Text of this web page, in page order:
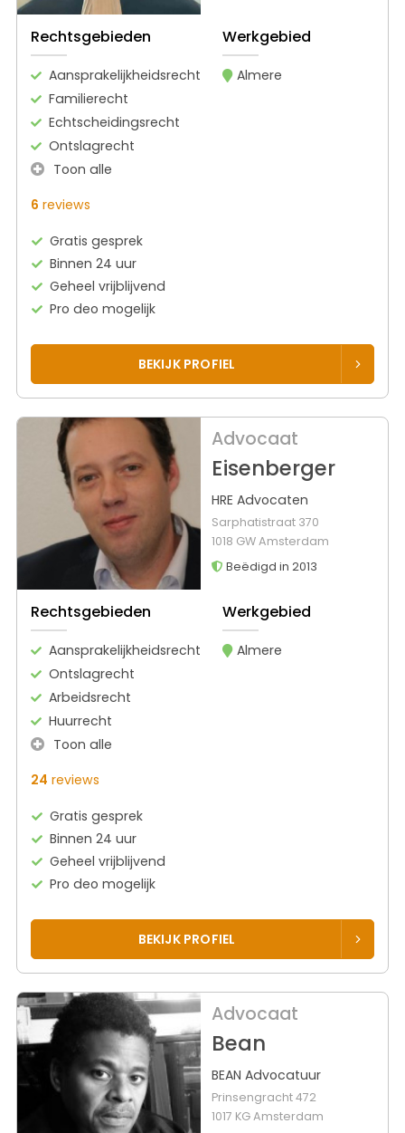
Rechtsgebieden
Aansprakelijkheidsrecht
Familierecht
Echtscheidingsrecht
Ontslagrecht
Toon alle
Werkgebied
Almere
6 reviews
Gratis gesprek
Binnen 24 uur
Geheel vrijblijvend
Pro deo mogelijk
BEKIJK PROFIEL
Advocaat
Eisenberger
HRE Advocaten
Sarphatistraat 370
1018 GW Amsterdam
Beëdigd in 2013
Rechtsgebieden
Aansprakelijkheidsrecht
Ontslagrecht
Arbeidsrecht
Huurrecht
Toon alle
Werkgebied
Almere
24 reviews
Gratis gesprek
Binnen 24 uur
Geheel vrijblijvend
Pro deo mogelijk
BEKIJK PROFIEL
Advocaat
Bean
BEAN Advocatuur
Prinsengracht 472
1017 KG Amsterdam